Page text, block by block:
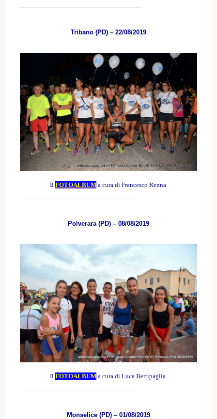
Tribano (PD) – 22/08/2019
Il FOTOALBUM a cura di Francesco Renna.
Polverara (PD) – 08/08/2019
Il FOTOALBUM a cura di Luca Bertipaglia.
Monselice (PD) – 01/08/2019